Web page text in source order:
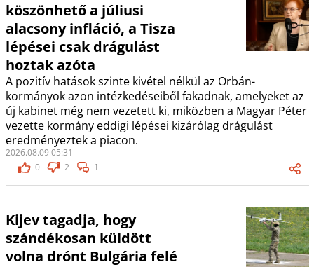
köszönhető a júliusi
alacsony infláció, a Tisza
lépései csak drágulást
hoztak azóta
A pozitív hatások szinte kivétel nélkül az Orbán-
kormányok azon intézkedéseiből fakadnak, amelyeket az
új kabinet még nem vezetett ki, miközben a Magyar Péter
vezette kormány eddigi lépései kizárólag drágulást
eredményeztek a piacon.
2026.08.09 05:31
0
2 1
Kijev tagadja, hogy
szándékosan küldött
volna drónt Bulgária felé